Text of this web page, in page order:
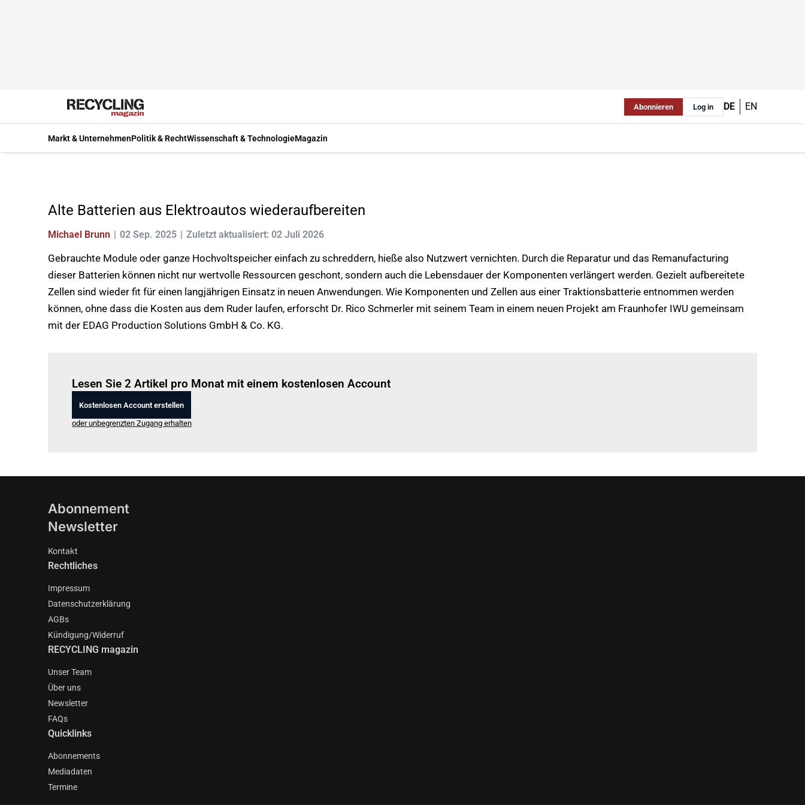
Abonnieren Log in DE EN
Markt & UnternehmenPolitik & RechtWissenschaft & TechnologieMagazin
Alte Batterien aus Elektroautos wiederaufbereiten
Michael Brunn 02 Sep. 2025 Zuletzt aktualisiert: 02 Juli 2026
Gebrauchte Module oder ganze Hochvoltspeicher einfach zu schreddern, hieße also Nutzwert vernichten. Durch die Reparatur und das Remanufacturing
dieser Batterien können nicht nur wertvolle Ressourcen geschont, sondern auch die Lebensdauer der Komponenten verlängert werden. Gezielt aufbereitete
Zellen sind wieder fit für einen langjährigen Einsatz in neuen Anwendungen. Wie Komponenten und Zellen aus einer Traktionsbatterie entnommen werden
können, ohne dass die Kosten aus dem Ruder laufen, erforscht Dr. Rico Schmerler mit seinem Team in einem neuen Projekt am Fraunhofer IWU gemeinsam
mit der EDAG Production Solutions GmbH & Co. KG.
Lesen Sie 2 Artikel pro Monat mit einem kostenlosen Account
Kostenlosen Account erstellen
oder unbegrenzten Zugang erhalten
Abonnement
Newsletter
Kontakt
Rechtliches
Impressum
Datenschutzerklärung
AGBs
Kündigung/Widerruf
RECYCLING magazin
Unser Team
Über uns
Newsletter
FAQs
Quicklinks
Abonnements
Mediadaten
Termine